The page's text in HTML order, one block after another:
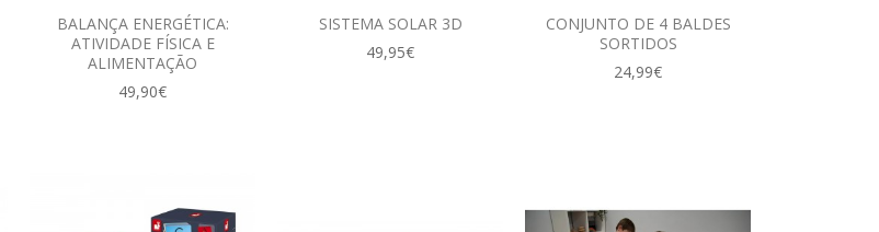
BALANÇA ENERGÉTICA:
ATIVIDADE FÍSICA E
ALIMENTAÇÃO
49,90€
SISTEMA SOLAR 3D
49,95€
CONJUNTO DE 4 BALDES
SORTIDOS
24,99€